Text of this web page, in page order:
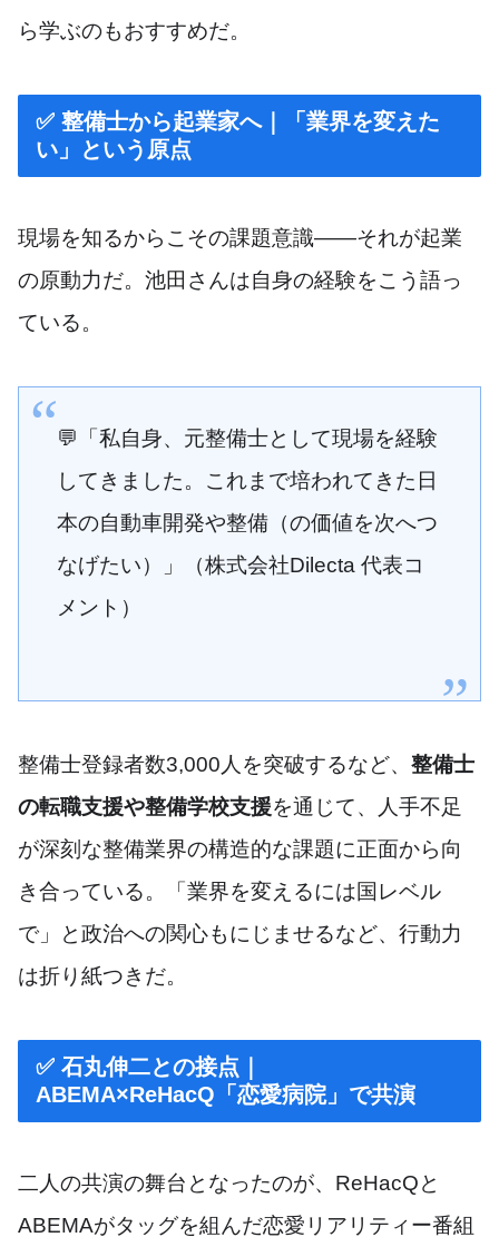
ら学ぶのもおすすめだ。
✅ 整備士から起業家へ｜「業界を変えた
い」という原点
現場を知るからこその課題意識――それが起業
の原動力だ。池田さんは自身の経験をこう語っ
ている。
💬「私自身、元整備士として現場を経験
してきました。これまで培われてきた日
本の自動車開発や整備（の価値を次へつ
なげたい）」（株式会社Dilecta 代表コ
メント）
整備士登録者数3,000人を突破するなど、 整備士
の転職支援や整備学校支援を通じて、人手不足
が深刻な整備業界の構造的な課題に正面から向
き合っている。「業界を変えるには国レベル
で」と政治への関心もにじませるなど、行動力
は折り紙つきだ。
✅ 石丸伸二との接点｜
ABEMA×ReHacQ「恋愛病院」で共演
二人の共演の舞台となったのが、ReHacQと
ABEMAがタッグを組んだ恋愛リアリティー番組